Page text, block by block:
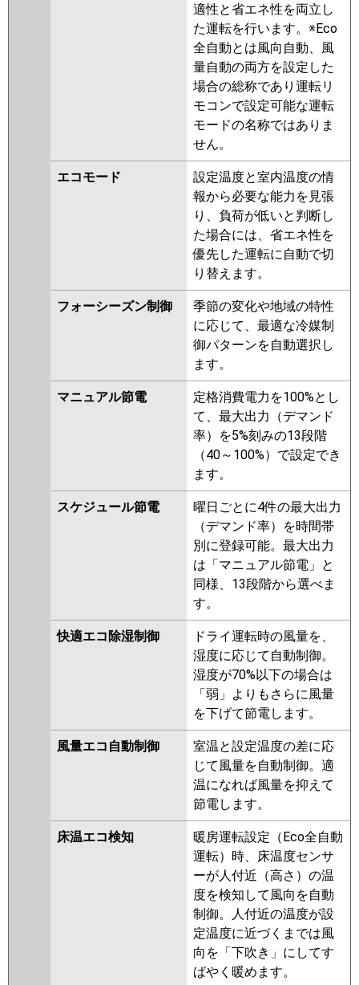
PA-P112U7KDNCX PA-
P112U7KDC PA-P112U7KDNC
PA-P112U7HDC PA-P112U7HDNC
PA-P112U7HDNCX
AUHB11274M-R AUHB11274X
AUHB11274X-R AUEB11237M
AUEB11237X RUSB11233M
RUSB11233X AUEB11277M
AUEB11277X AUSB11277M
AUSB11277X
PLZX-HRMP112H5
HRMP112HFG5 PLZX-
HRMP112HBF5 PLZX-
HRMP112HF5 PLZX-
ERMP112HLE5 PLZX-
ERMP112HE5 PLZX-ERMP112H5
PLZX-HRMP112HBF4 PLZX-
HRMP112HF4 PLZX-HRMP112H4
PLZX-HRMP112HFG4 PLZX-
ERMP112HLE4 PLZX-
ERMP112HE4 PLZX-ERMP112H4
PLZX-HRMP112HFG3 PLZX-
HRMP112HF3
PLZX-ERMP112H3 PLZX-
ERMP112HLE3 PLZX-
ERMP112HE3
PLZX-
HRMP112HFG2 PLZX-
HRMP112HF2
PLZX-HRMP112H2
PLZX-ERMP112HLE2
ERMP112HE2 PLZX-ERMP112H2
PLZX-HRMP112EFZ PLZX-
HRMP112EZ PLZX-
HRMP112EFGZ PLZX-
ERMP112EEZ
PLZX-ERMP112EZ
PLZX-ERMP112ELEZ
HRMP112EFGY PLZX-
HRMP112EFY PLZX-HRMP112EY
PLZX-ERMP112ELEY PLZX-
ERMP112EEY PLZX-ERMP112EY
PLZX-HRMP112EFGV PLZX-
HRMP112EFV PLZX-HRMP112EV
PLZX-ERMP112EEW
PLZX-
ERMP112EW PLZX-
ERMP112ELEW PLZX-
ERMP112EV PLZX-ERMP112ELEV
PLZX-ERMP112EEV PLZX-
ERMP112ELER PLZX-
ERMP112EER PLZX-ERMP112ER
RCI-GP112RHNP5 RCI-
GP112RSHP11 RCI-GP112RHNP4
RCI-GP112RSHP9 RCI-
GP112RHNP3 RCI-GP112RSHP8
RCI-GP112RHNP2 RCI-
GP112RSHP7
RCI-GP112RHNP1
適性と省エネ性を両立し
た運転を行います。※Eco
全自動とは風向自動、風
量自動の両方を設定した
場合の総称であり運転リ
モコンで設定可能な運転
モードの名称ではありま
せん。
エコモード
設定温度と室内温度の情
報から必要な能力を見張
り、負荷が低いと判断し
た場合には、省エネ性を
優先した運転に自動で切
り替えます。
フォーシーズン制御
季節の変化や地域の特性
に応じて、最適な冷媒制
御パターンを自動選択し
ます。
マニュアル節電
定格消費電力を100%とし
て、最大出力（デマンド
率）を5%刻みの13段階
（40～100%）で設定でき
ます。
スケジュール節電
曜日ごとに4件の最大出力
（デマンド率）を時間帯
別に登録可能。最大出力
は「マニュアル節電」と
同様、13段階から選べま
す。
快適エコ除湿制御
ドライ運転時の風量を、
湿度に応じて自動制御。
湿度が70%以下の場合は
「弱」よりもさらに風量
を下げて節電します。
風量エコ自動制御
室温と設定温度の差に応
じて風量を自動制御。適
温になれば風量を抑えて
節電します。
床温エコ検知
暖房運転設定（Eco全自動
運転）時、床温度センサ
ーが人付近（高さ）の温
度を検知して風向を自動
制御。人付近の温度が設
定温度に近づくまでは風
向を「下吹き」にしてす
ばやく暖めます。